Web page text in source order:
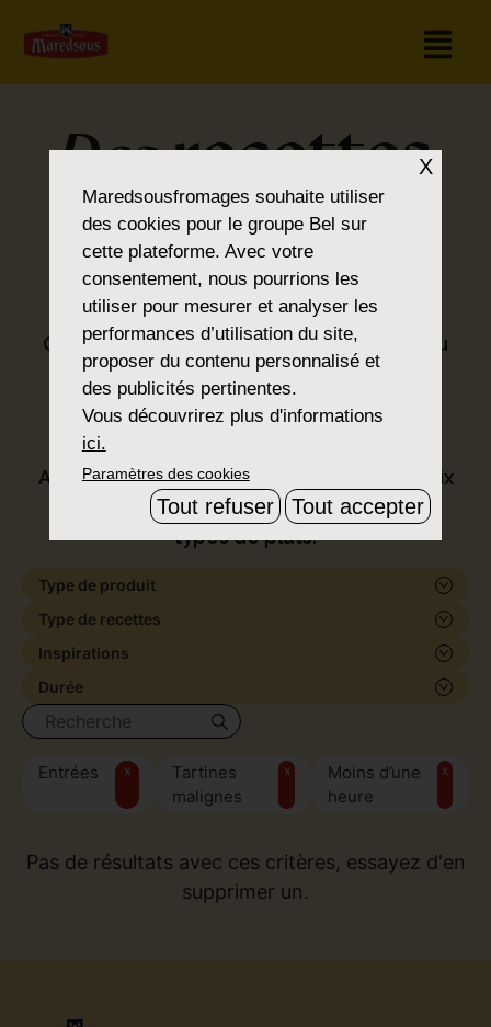
Desrecettes
pour tous les
goûts
Que vous soyez amateur de classiques ou
que vous préfériez la nouveauté, vous
trouverez ce que vous cherchez dans la
gamme Maredsous
®
Avec nos produits, nous proposons un choix
de formes et de saveurs, pour tous les
types de plats.
Type de produit
Type de recettes
Inspirations
Durée
Entrées x
Tartines
malignes
x
Moins d’une
heure
x
Pas de résultats avec ces critères, essayez d'en
supprimer un.
X
Maredsousfromages souhaite utiliser
des cookies pour le groupe Bel sur
cette plateforme. Avec votre
consentement, nous pourrions les
utiliser pour mesurer et analyser les
performances d’utilisation du site,
proposer du contenu personnalisé et
des publicités pertinentes.
Vous découvrirez plus d'informations
ici.
Paramètres des cookies
Tout refuser Tout accepter